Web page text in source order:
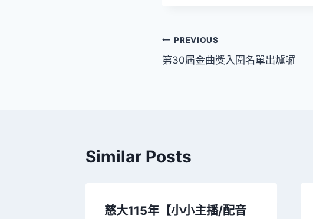
文
章
PREVIOUS
第30屆金曲獎入圍名單出爐囉
Similar Posts
慈大115年【小小主播/配音